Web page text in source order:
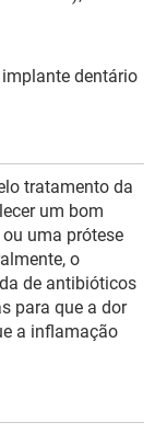
dentário
tratamento da
um bom
uma prótese
o
de antibióticos
para que a dor
a inflamação